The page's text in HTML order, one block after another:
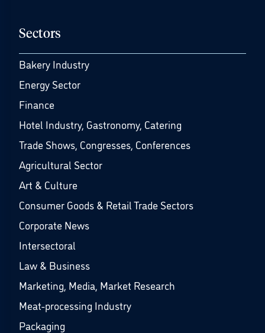
Sectors
Bakery Industry
Energy Sector
Finance
Hotel Industry, Gastronomy, Catering
Trade Shows, Congresses, Conferences
Agricultural Sector
Art & Culture
Consumer Goods & Retail Trade Sectors
Corporate News
Intersectoral
Law & Business
Marketing, Media, Market Research
Meat-processing Industry
Packaging